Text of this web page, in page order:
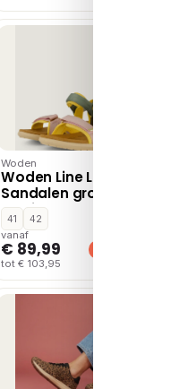
Woden
Woden Line Lite
Sandalen groen
Textiel
41
42
vanaf
€ 89,99
tot € 103,95